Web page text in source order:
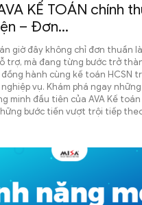
KẾ TOÁN chính
– Đơn...
giờ đây không chỉ đơn thuần
trợ, mà đang từng bước trở
hành cùng kế toán HCSN
vụ. Khám phá ngay
minh đầu tiên của AVA Kế
bước tiến vượt trội tiếp